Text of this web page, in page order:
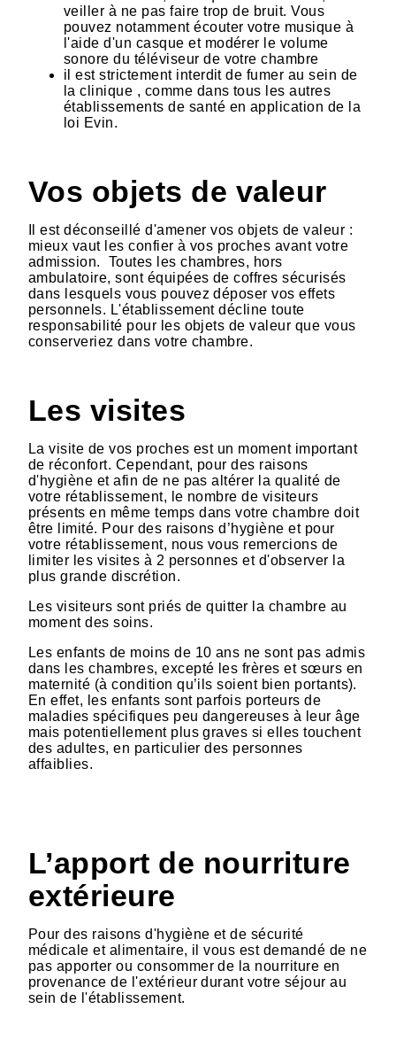
veiller à ne pas faire trop de bruit. Vous
pouvez notamment écouter votre musique à
l'aide d'un casque et modérer le volume
sonore du téléviseur de votre chambre
il est strictement interdit de fumer au sein de
la clinique , comme dans tous les autres
établissements de santé en application de la
loi Evin.
Vos objets de valeur
Il est déconseillé d'amener vos objets de valeur :
mieux vaut les confier à vos proches avant votre
admission. Toutes les chambres, hors
ambulatoire, sont équipées de coffres sécurisés
dans lesquels vous pouvez déposer vos effets
personnels. L'établissement décline toute
responsabilité pour les objets de valeur que vous
conserveriez dans votre chambre.
Les visites
La visite de vos proches est un moment important
de réconfort. Cependant, pour des raisons
d'hygiène et afin de ne pas altérer la qualité de
votre rétablissement, le nombre de visiteurs
présents en même temps dans votre chambre doit
être limité. Pour des raisons d’hygiène et pour
votre rétablissement, nous vous remercions de
limiter les visites à 2 personnes et d'observer la
plus grande discrétion.
Les visiteurs sont priés de quitter la chambre au
moment des soins.
Les enfants de moins de 10 ans ne sont pas admis
dans les chambres, excepté les frères et sœurs en
maternité (à condition qu’ils soient bien portants).
En effet, les enfants sont parfois porteurs de
maladies spécifiques peu dangereuses à leur âge
mais potentiellement plus graves si elles touchent
des adultes, en particulier des personnes
affaiblies.
L’apport de nourriture
extérieure
Pour des raisons d'hygiène et de sécurité
médicale et alimentaire, il vous est demandé de ne
pas apporter ou consommer de la nourriture en
provenance de l'extérieur durant votre séjour au
sein de l'établissement.